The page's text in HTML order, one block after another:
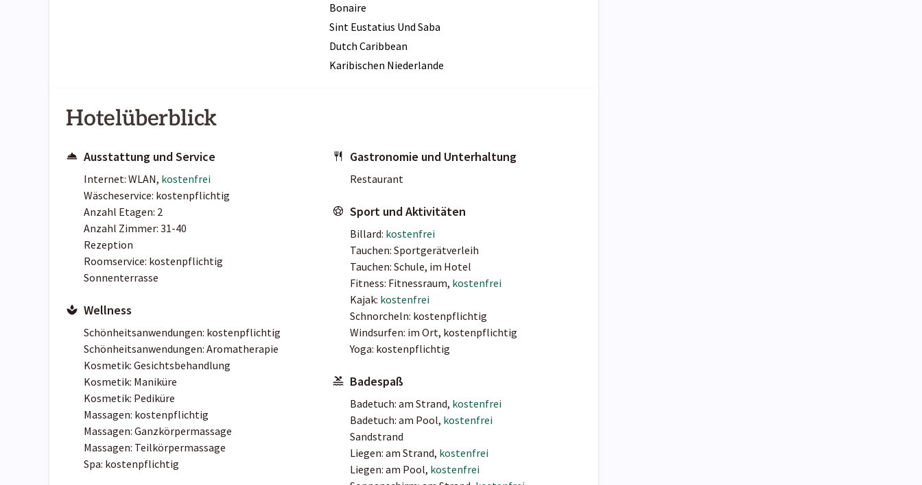
Bonaire
Sint Eustatius Und Saba
Dutch Caribbean
Karibischen Niederlande
Hotelüberblick
Ausstattung und Service
Internet: WLAN, kostenfrei
Wäscheservice: kostenpflichtig
Anzahl Etagen: 2
Anzahl Zimmer: 31-40
Rezeption
Roomservice: kostenpflichtig
Sonnenterrasse
Wellness
Schönheitsanwendungen: kostenpflichtig
Schönheitsanwendungen: Aromatherapie
Kosmetik: Gesichtsbehandlung
Kosmetik: Maniküre
Kosmetik: Pediküre
Massagen: kostenpflichtig
Massagen: Ganzkörpermassage
Massagen: Teilkörpermassage
Spa: kostenpflichtig
Gastronomie und Unterhaltung
Restaurant
Sport und Aktivitäten
Billard: kostenfrei
Tauchen: Sportgerätverleih
Tauchen: Schule, im Hotel
Fitness: Fitnessraum, kostenfrei
Kajak: kostenfrei
Schnorcheln: kostenpflichtig
Windsurfen: im Ort, kostenpflichtig
Yoga: kostenpflichtig
Badespaß
Badetuch: am Strand, kostenfrei
Badetuch: am Pool, kostenfrei
Sandstrand
Liegen: am Strand, kostenfrei
Liegen: am Pool, kostenfrei